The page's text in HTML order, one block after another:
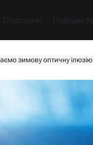
зимову оптичну ілюзію